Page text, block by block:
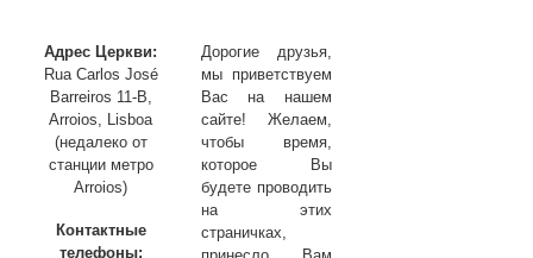
превозносится»
Адрес Церкви:
Rua Carlos José
Barreiros 11-B,
Arroios, Lisboa
(недалеко от
станции метро
Arroios)
Контактные
телефоны:
Дорогие друзья,
мы приветствуем
Вас на нашем
сайте! Желаем,
чтобы время,
которое Вы
будете проводить
на этих
страничках,